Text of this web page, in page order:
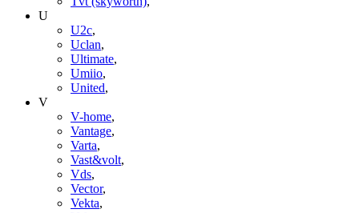
U
U2c,
Uclan,
Ultimate,
Umiio,
United,
V
V-home,
Vantage,
Varta,
Vast&volt,
Vds,
Vector,
Vekta,